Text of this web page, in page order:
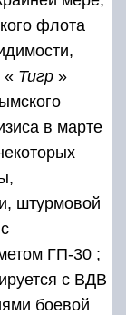
флота
« Тигр »
в марте
штурмовой
ГП-30 ;
с ВДВ
боевой